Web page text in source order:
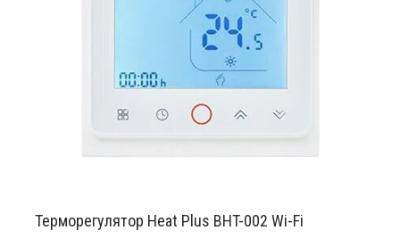
Терморегулятор Heat Plus BHT-002 Wi-Fi